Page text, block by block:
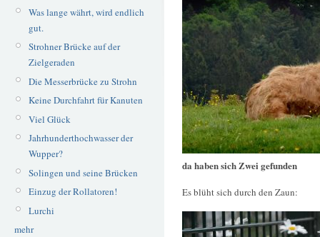
Was lange währt, wird endlich
gut.
Strohner Brücke auf der
Zielgeraden
Die Messerbrücke zu Strohn
Keine Durchfahrt für Kanuten
Viel Glück
Jahrhunderthochwasser der
Wupper?
Solingen und seine Brücken
Einzug der Rollatoren!
Lurchi
mehr
da haben sich Zwei gefunden
Es blüht sich durch den Zaun: